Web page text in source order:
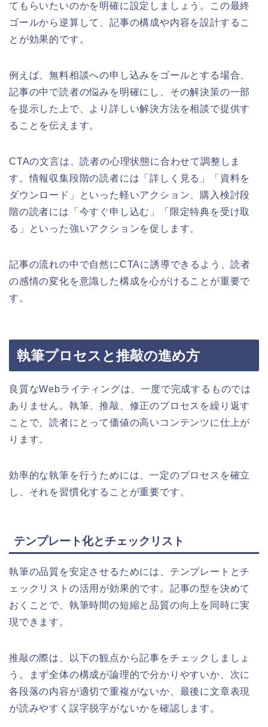
てもらいたいのかを明確に設定しましょう。この最終
ゴールから逆算して、記事の構成や内容を設計するこ
とが効果的です。
例えば、無料相談への申し込みをゴールとする場合、
記事の中で読者の悩みを明確にし、その解決策の一部
を提示した上で、より詳しい解決方法を相談で提供す
ることを伝えます。
CTAの文言は、読者の心理状態に合わせて調整しま
す。情報収集段階の読者には「詳しく見る」「資料を
ダウンロード」といった軽いアクション、購入検討段
階の読者には「今すぐ申し込む」「限定特典を受け取
る」といった強いアクションを促します。
記事の流れの中で自然にCTAに誘導できるよう、読者
の感情の変化を意識した構成を心がけることが重要で
す。
執筆プロセスと推敲の進め方
良質なWebライティングは、一度で完成するものでは
ありません。執筆、推敲、修正のプロセスを繰り返す
ことで、読者にとって価値の高いコンテンツに仕上が
ります。
効率的な執筆を行うためには、一定のプロセスを確立
し、それを習慣化することが重要です。
テンプレート化とチェックリスト
執筆の品質を安定させるためには、テンプレートとチ
ェックリストの活用が効果的です。記事の型を決めて
おくことで、執筆時間の短縮と品質の向上を同時に実
現できます。
推敲の際は、以下の観点から記事をチェックしましょ
う。まず全体の構成が論理的で分かりやすいか、次に
各段落の内容が適切で重複がないか、最後に文章表現
が読みやすく誤字脱字がないかを確認します。